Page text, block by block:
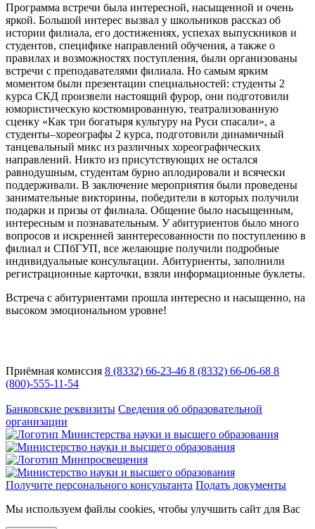
Программа встречи была интересной, насыщенной и очень
яркой. Большой интерес вызвал у школьников рассказ об
истории филиала, его достижениях, успехах выпускников и
студентов, специфике направлений обучения, а также о
правилах и возможностях поступления, были организованы
встречи с преподавателями филиала. Но самым ярким
моментом были презентации специальностей: студенты 2
курса СКД произвели настоящий фурор, они подготовили
юмористическую костюмированную, театрализованную
сценку «Как три богатыря культуру на Руси спасали», а
студенты–хореографы 2 курса, подготовили динамичный
танцевальный микс из различных хореографических
направлений. Никто из присутствующих не остался
равнодушным, студентам бурно аплодировали и всячески
поддерживали. В заключение мероприятия были проведены
занимательные викторины, победители в которых получили
подарки и призы от филиала. Общение было насыщенным,
интересным и познавательным. У абитуриентов было много
вопросов и искренней заинтересованности по поступлению в
филиал и СПбГУП, все желающие получили подробные
индивидуальные консультации. Абитуриенты, заполнили
регистрационные карточки, взяли информационные буклеты.
Встреча с абитуриентами прошла интересно и насыщенно, на
высоком эмоциональном уровне!
Приёмная комиссия 8 (8332) 66-23-46 8 (8332) 66-06-68 8
(800)-555-11-54
Банковские реквизиты Сведения об образовательной
организации
Получите персонального консультанта Подать документы
Мы используем файлы cookies, чтобы улучшить сайт для Вас